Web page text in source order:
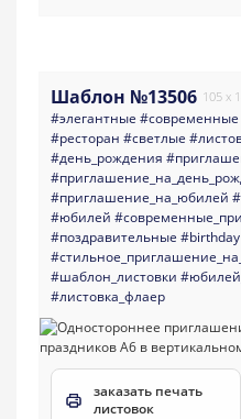
Шаблон №13506 105 x
#элегантные #современные
#ресторан #светлые
#день_рождения
#приглашение_на_юбилей
#юбилей
#поздравительные #birthday
#шаблон_листовки
#листовка_флаер
заказать печать
листовок